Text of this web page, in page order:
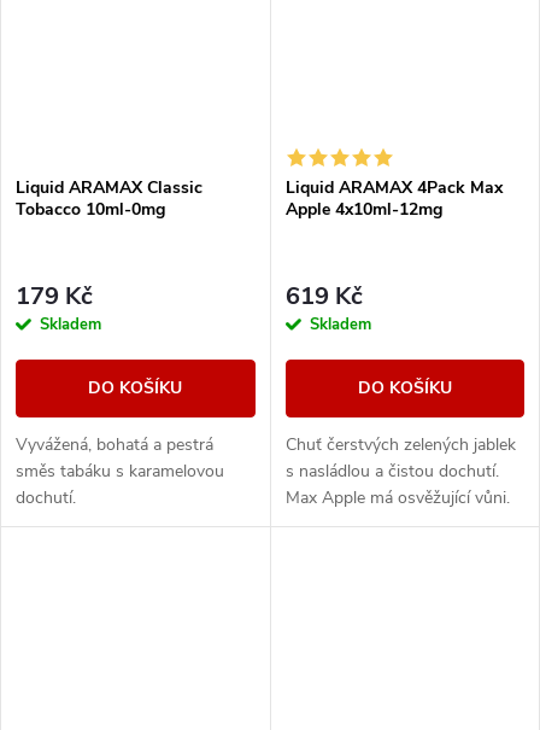
Liquid ARAMAX Classic
Tobacco 10ml-0mg
179 Kč
Skladem
DO KOŠÍKU
Vyvážená, bohatá a pestrá
směs tabáku s karamelovou
dochutí.
Liquid ARAMAX 4Pack Max
Apple 4x10ml-12mg
619 Kč
Skladem
DO KOŠÍKU
Chuť čerstvých zelených jablek
s nasládlou a čistou dochutí.
Max Apple má osvěžující vůni.